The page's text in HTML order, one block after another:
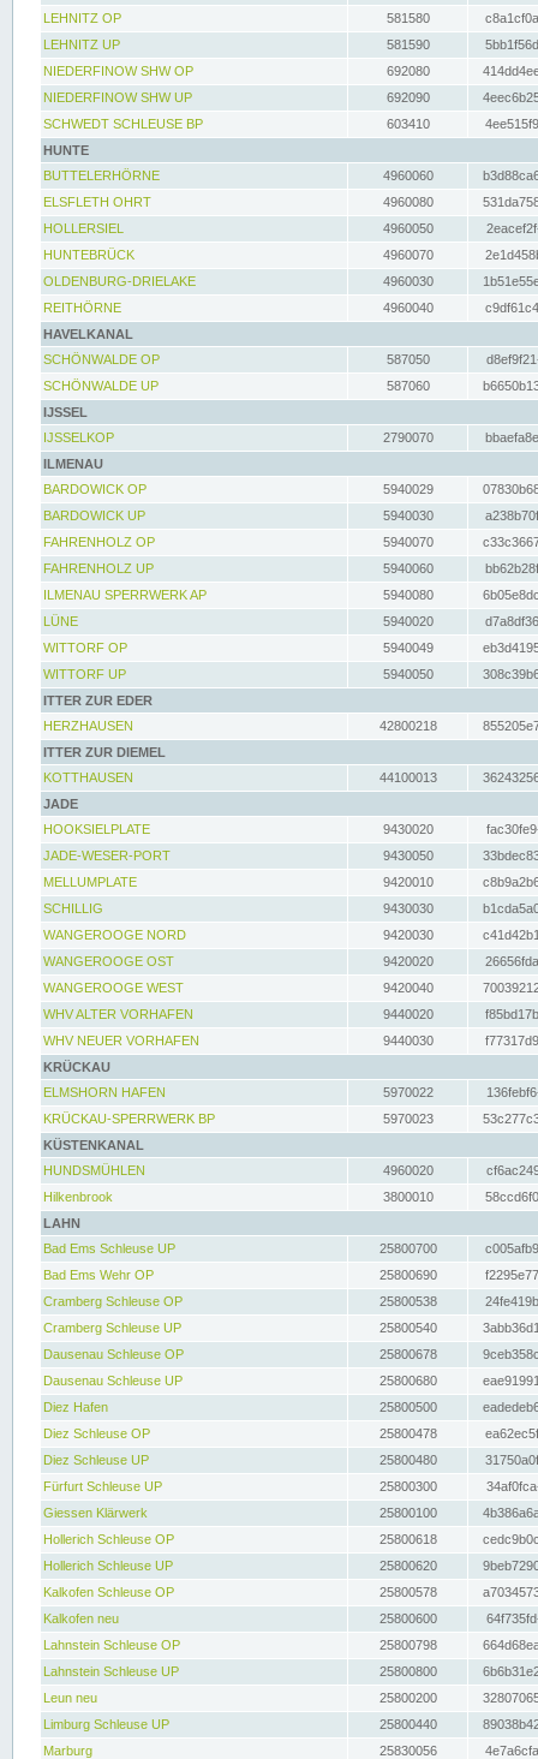
LEHNITZ OP
581580
LEHNITZ UP
581590
NIEDERFINOW SHW OP
692080
NIEDERFINOW SHW UP
692090
SCHWEDT SCHLEUSE BP
603410
HUNTE
BUTTELERHÖRNE
4960060
ELSFLETH OHRT
4960080
HOLLERSIEL
4960050
HUNTEBRÜCK
4960070
OLDENBURG-DRIELAKE
4960030
REITHÖRNE
4960040
HAVELKANAL
SCHÖNWALDE OP
587050
SCHÖNWALDE UP
587060
IJSSEL
IJSSELKOP
2790070
ILMENAU
BARDOWICK OP
5940029
BARDOWICK UP
5940030
FAHRENHOLZ OP
5940070
FAHRENHOLZ UP
5940060
ILMENAU SPERRWERK AP
5940080
LÜNE
5940020
WITTORF OP
5940049
WITTORF UP
5940050
ITTER ZUR EDER
HERZHAUSEN
42800218
ITTER ZUR DIEMEL
KOTTHAUSEN
44100013
JADE
HOOKSIELPLATE
9430020
JADE-WESER-PORT
9430050
MELLUMPLATE
9420010
SCHILLIG
9430030
WANGEROOGE NORD
9420030
WANGEROOGE OST
9420020
WANGEROOGE WEST
9420040
WHV ALTER VORHAFEN
9440020
WHV NEUER VORHAFEN
9440030
KRÜCKAU
ELMSHORN HAFEN
5970022
KRÜCKAU-SPERRWERK BP
5970023
KÜSTENKANAL
HUNDSMÜHLEN
4960020
Hilkenbrook
3800010
LAHN
Bad Ems Schleuse UP
25800700
Bad Ems Wehr OP
25800690
Cramberg Schleuse OP
25800538
Cramberg Schleuse UP
25800540
Dausenau Schleuse OP
25800678
Dausenau Schleuse UP
25800680
Diez Hafen
25800500
Diez Schleuse OP
25800478
Diez Schleuse UP
25800480
Fürfurt Schleuse UP
25800300
Giessen Klärwerk
25800100
Hollerich Schleuse OP
25800618
Hollerich Schleuse UP
25800620
Kalkofen Schleuse OP
25800578
Kalkofen neu
25800600
Lahnstein Schleuse OP
25800798
Lahnstein Schleuse UP
25800800
Leun neu
25800200
Limburg Schleuse UP
25800440
Marburg
25830056